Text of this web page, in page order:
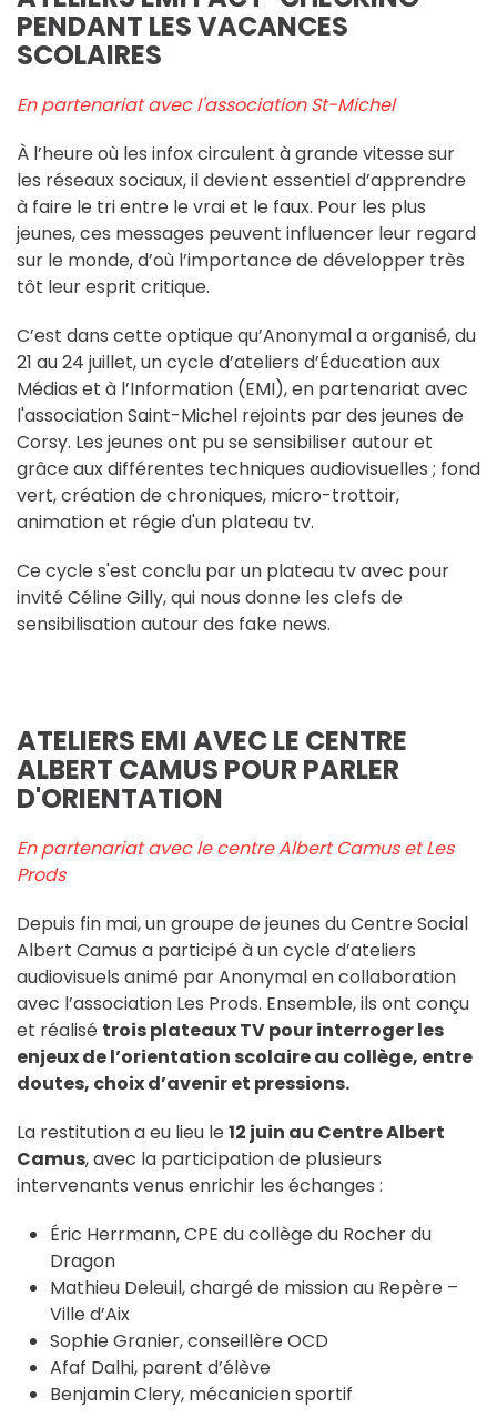
PENDANT LES VACANCES
SCOLAIRES
En partenariat avec l'association St-Michel
À l’heure où les infox circulent à grande vitesse sur
les réseaux sociaux, il devient essentiel d’apprendre
à faire le tri entre le vrai et le faux. Pour les plus
jeunes, ces messages peuvent influencer leur regard
sur le monde, d’où l’importance de développer très
tôt leur esprit critique.
C’est dans cette optique qu’Anonymal a organisé, du
21 au 24 juillet, un cycle d’ateliers d’Éducation aux
Médias et à l’Information (EMI), en partenariat avec
l'association Saint-Michel rejoints par des jeunes de
Corsy. Les jeunes ont pu se sensibiliser autour et
grâce aux différentes techniques audiovisuelles ; fond
vert, création de chroniques, micro-trottoir,
animation et régie d'un plateau tv.
Ce cycle s'est conclu par un plateau tv avec pour
invité Céline Gilly, qui nous donne les clefs de
sensibilisation autour des fake news.
ATELIERS EMI AVEC LE CENTRE
ALBERT CAMUS POUR PARLER
D'ORIENTATION
En partenariat avec le centre Albert Camus et Les
Prods
Depuis fin mai, un groupe de jeunes du Centre Social
Albert Camus a participé à un cycle d’ateliers
audiovisuels animé par Anonymal en collaboration
avec l’association Les Prods. Ensemble, ils ont conçu
et réalisé trois plateaux TV pour interroger les
enjeux de l’orientation scolaire au collège, entre
doutes, choix d’avenir et pressions.
La restitution a eu lieu le12 juin au Centre Albert
Camus, avec la participation de plusieurs
intervenants venus enrichir les échanges :
Éric Herrmann, CPE du collège du Rocher du
Dragon
Mathieu Deleuil, chargé de mission au Repère –
Ville d’Aix
Sophie Granier, conseillère OCD
Afaf Dalhi, parent d’élève
Benjamin Clery, mécanicien sportif